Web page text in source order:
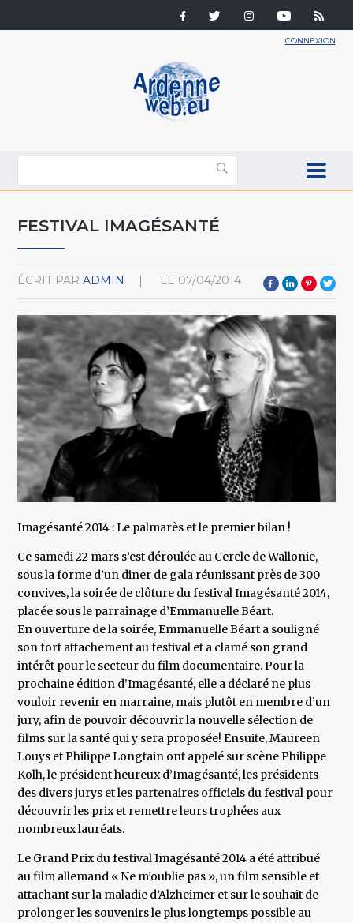
CONNEXION
FESTIVAL IMAGÉSANTÉ
ÉCRIT PAR ADMIN LE 07/04/2014
Imagésanté 2014 : Le palmarès et le premier bilan !
Ce samedi 22 mars s’est déroulée au Cercle de Wallonie,
sous la forme d’un diner de gala réunissant près de 300
convives, la soirée de clôture du festival Imagésanté 2014,
placée sous le parrainage d’Emmanuelle Béart.
En ouverture de la soirée, Emmanuelle Béart a souligné
son fort attachement au festival et a clamé son grand
intérêt pour le secteur du film documentaire. Pour la
prochaine édition d’Imagésanté, elle a déclaré ne plus
vouloir revenir en marraine, mais plutôt en membre d’un
jury, afin de pouvoir découvrir la nouvelle sélection de
films sur la santé qui y sera proposée! Ensuite, Maureen
Louys et Philippe Longtain ont appelé sur scène Philippe
Kolh, le président heureux d’Imagésanté, les présidents
des divers jurys et les partenaires officiels du festival pour
découvrir les prix et remettre leurs trophées aux
nombreux lauréats.
Le Grand Prix du festival Imagésanté 2014 a été attribué
au film allemand « Ne m’oublie pas », un film sensible et
attachant sur la maladie d’Alzheimer et sur le souhait de
prolonger les souvenirs le plus longtemps possible au